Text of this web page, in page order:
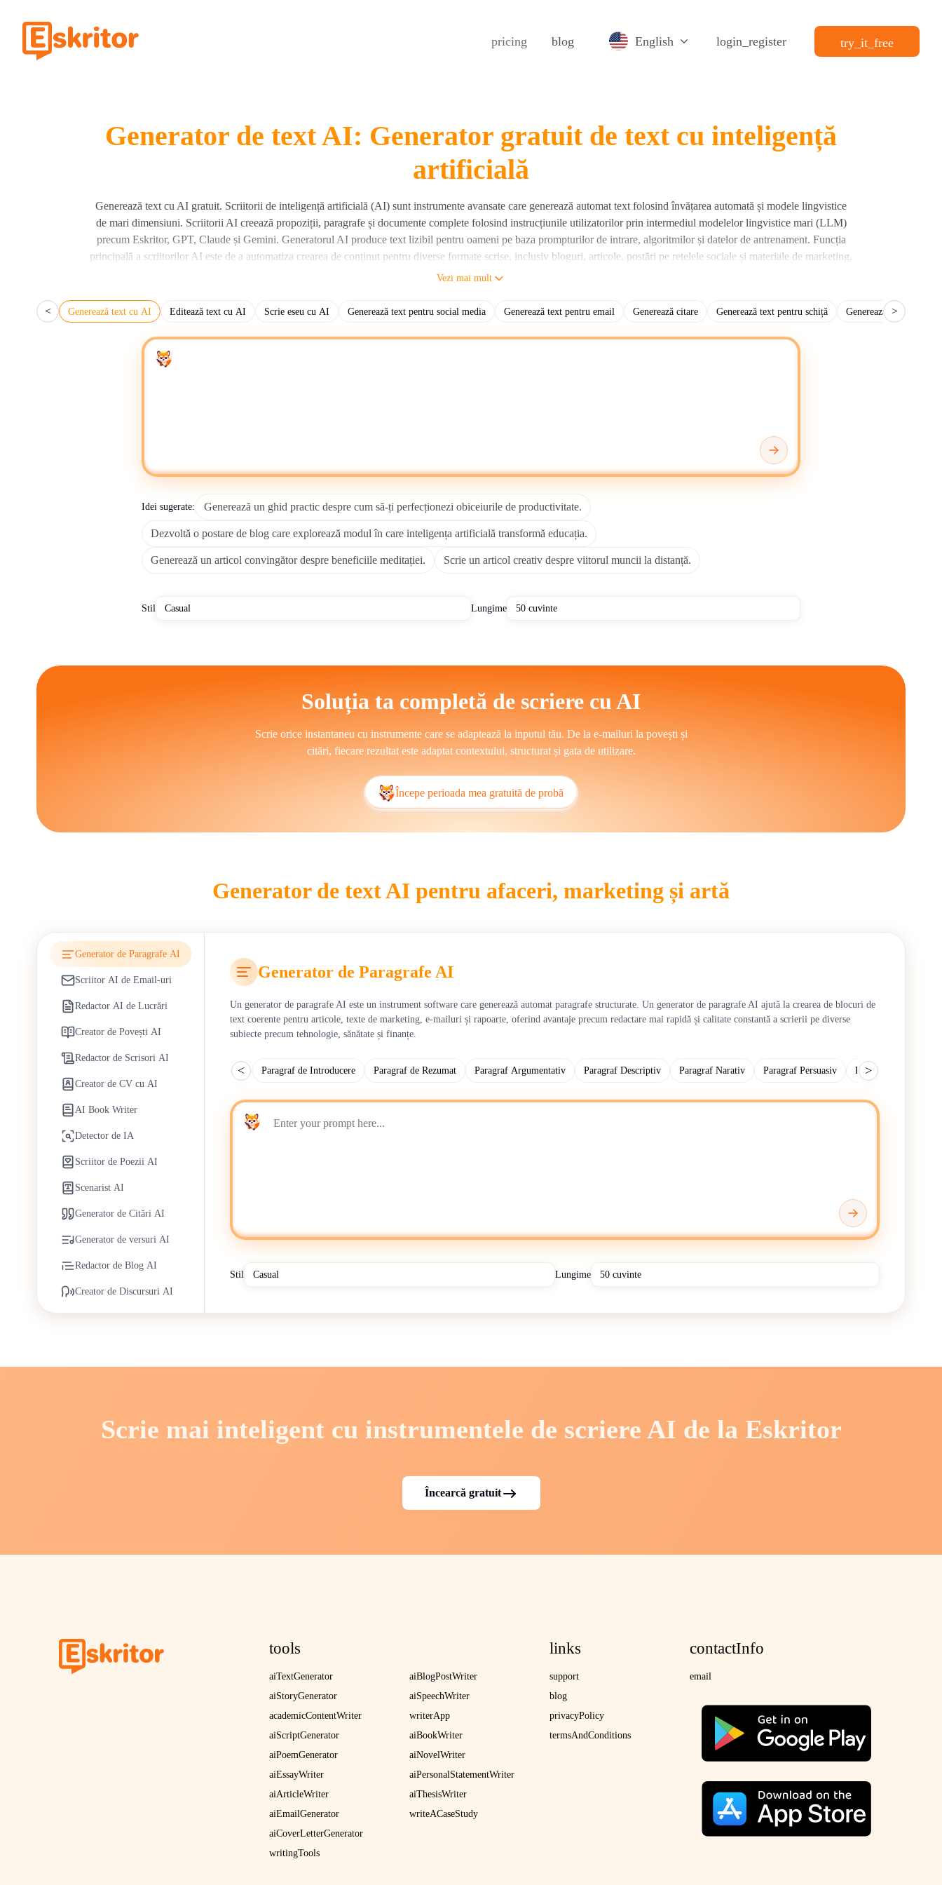
pricing blog English login_register try_it_free
Generator de text AI: Generator gratuit de text cu inteligență
artificială
Generează text cu AI gratuit. Scriitorii de inteligență artificială (AI) sunt instrumente avansate care generează automat text folosind învățarea automată și modele lingvistice
de mari dimensiuni. Scriitorii AI creează propoziții, paragrafe și documente complete folosind instrucțiunile utilizatorilor prin intermediul modelelor lingvistice mari (LLM)
precum Eskritor, GPT, Claude și Gemini. Generatorul AI produce text lizibil pentru oameni pe baza prompturilor de intrare, algoritmilor și datelor de antrenament. Funcția
principală a scriitorilor AI este de a automatiza crearea de conținut pentru diverse formate scrise, inclusiv bloguri, articole, postări pe rețelele sociale și materiale de marketing.
Folosește scriitori și generatoare AI pentru crearea de ciorne, rescrierea conținutului, sumarizare și găsirea de noi idei de conținut. Determină lizibilitatea textului, lungimea,
Pentru gestionarea avansată a conținutului și editarea colaborativă, platforme precum
Un generator gratuit de scriere AI deservește industrii precum e-commerce, organizații media, instituții educaționale și furnizori SaaS. Companiile folosesc scriitori AI pentru
marketing de conținut, documentație de asistență pentru clienți și raportare internă. Persoanele fizice aplică scriitori AI pentru redactare academică, crearea CV-urilor și
fluxurilor de lucru și extinderea capacităților de publicare.
Scriitorii AI influențează industrii precum marketingul, educația, jurnalismul și comerțul electronic prin reducerea timpului de creare a conținutului și permiterea comunicării
personalizate scalabile. În marketing, permit echipelor să scaleze campaniile eficient. În educație, sprijină tutoriatul, redactarea temelor și dezvoltarea materialelor didactice.
păstrarea originalității, perspectivei strategice și responsabilității etice. Mai degrabă decât să înlocuiască scriitorii umani, scriitorii AI acționează ca parteneri colaborativi care
eficientizează sarcinile repetitive, susținând în același timp creativitatea și luarea deciziilor conduse de oameni.
Vezi mai mult
< Generează text cu AI Editează text cu AI Scrie eseu cu AI Generează text pentru social media Generează text pentru email Generează citare Generează text pentru schiță Generează text de
>
Idei sugerate: Generează un ghid practic despre cum să-ți perfecționezi obiceiurile de productivitate.
Dezvoltă o postare de blog care explorează modul în care inteligența artificială transformă educația.
Generează un articol convingător despre beneficiile meditației. Scrie un articol creativ despre viitorul muncii la distanță.
Stil Lungime
Soluția ta completă de scriere cu AI
Scrie orice instantaneu cu instrumente care se adaptează la inputul tău. De la e-mailuri la povești și
citări, fiecare rezultat este adaptat contextului, structurat și gata de utilizare.
Începe perioada mea gratuită de probă
Generator de text AI pentru afaceri, marketing și artă
Generator de Paragrafe AI
Scriitor AI de Email-uri
Redactor AI de Lucrări
Creator de Povești AI
Redactor de Scrisori AI
Creator de CV cu AI
AI Book Writer
Detector de IA
Scriitor de Poezii AI
Scenarist AI
Generator de Citări AI
Generator de versuri AI
Redactor de Blog AI
Creator de Discursuri AI
Generator de Paragrafe AI
Un generator de paragrafe AI este un instrument software care generează automat paragrafe structurate. Un generator de paragrafe AI ajută la crearea de blocuri de
text coerente pentru articole, texte de marketing, e-mailuri și rapoarte, oferind avantaje precum redactare mai rapidă și calitate constantă a scrierii pe diverse
subiecte precum tehnologie, sănătate și finanțe.
< Paragraf de Introducere Paragraf de Rezumat Paragraf Argumentativ Paragraf Descriptiv Paragraf Narativ Paragraf Persuasiv Paragraf Comparativ
>
Stil Lungime
Scrie mai inteligent cu instrumentele de scriere AI de la Eskritor
Încearcă gratuit
tools
aiTextGenerator
aiStoryGenerator
academicContentWriter
aiScriptGenerator
aiPoemGenerator
aiEssayWriter
aiArticleWriter
aiEmailGenerator
aiCoverLetterGenerator
writingTools
aiBlogPostWriter
aiSpeechWriter
writerApp
aiBookWriter
aiNovelWriter
aiPersonalStatementWriter
aiThesisWriter
writeACaseStudy
links
support
blog
privacyPolicy
termsAndConditions
contactInfo
email